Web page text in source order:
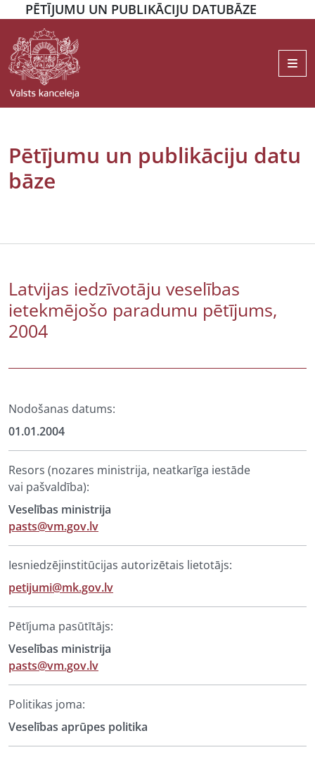
PĒTĪJUMU UN PUBLIKĀCIJU DATUBĀZE
Pētījumu un publikāciju datu
bāze
Latvijas iedzīvotāju veselības
ietekmējošo paradumu pētījums,
2004
Nodošanas datums:
01.01.2004
Resors (nozares ministrija, neatkarīga iestāde
vai pašvaldība):
Veselības ministrija
pasts@vm.gov.lv
Iesniedzējinstitūcijas autorizētais lietotājs:
petijumi@mk.gov.lv
Pētījuma pasūtītājs:
Veselības ministrija
pasts@vm.gov.lv
Politikas joma:
Veselības aprūpes politika